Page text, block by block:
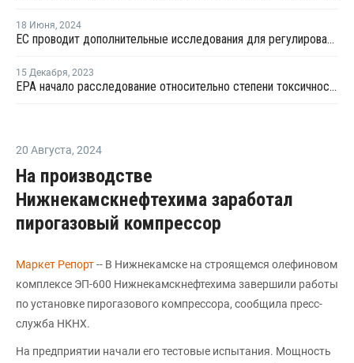
18 Июня, 2024
ЕС проводит дополнительные исследования для регулирования применения опасных химвеществ
15 Декабря, 2023
EPA начало расследование относительно степени токсичности ВХМ и АКН
20 Августа, 2024
На производстве
Нижнекамскнефтехима заработал
пирогазовый компрессор
Маркет Репорт-- В Нижнекамске на строящемся олефиновом
комплексе ЭП-600 Нижнекамскнефтехима завершили работы
по установке пирогазового компрессора, сообщила пресс-
служба НКНХ.
На предприятии начали его тестовые испытания. Мощность